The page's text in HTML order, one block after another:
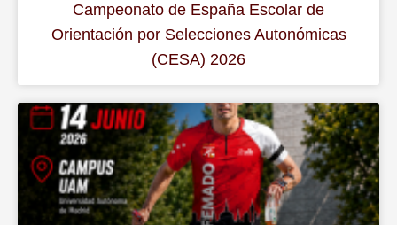
Campeonato de España Escolar de
Orientación por Selecciones Autonómicas
(CESA) 2026